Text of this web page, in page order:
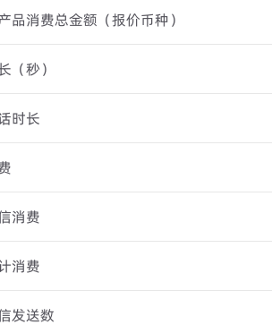
品消费总金额（报价币种）
（秒）
时长
消费
消费
发送数